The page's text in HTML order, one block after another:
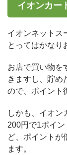
イオンカー
イオンネットス
とってはかなり
お店で買い物を
きますし、貯め
ので、ポイント
しかも、イオン
200円で1ポイ
ど、ポイントが
ます。